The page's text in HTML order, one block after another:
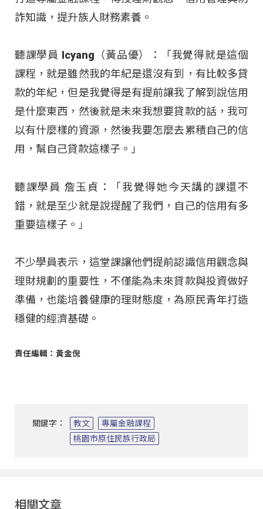
詐知識，提升族人財務素養。
聽課學員 Icyang（黃品優）：「我覺得就是這個
課程，就是雖然我的年紀是還沒有到，有比較多貸
款的年紀，但是我覺得是有提前讓我了解到說信用
是什麼東西，然後就是未來我想要貸款的話，我可
以有什麼樣的資源，然後我要怎麼去累積自己的信
用，幫自己貸款這樣子。」
聽課學員 詹玉貞：「我覺得她今天講的課還不
錯，就是至少就是說提醒了我們，自己的信用有多
重要這樣子。」
不少學員表示，這堂課讓他們提前認識信用觀念與
理財規劃的重要性，不僅能為未來貸款與投資做好
準備，也能培養健康的理財態度，為原民青年打造
穩健的經濟基礎。
責任編輯：黃金倪
關鍵字： 教文
專屬金融課程
桃園市原住民族行政局
相關文章